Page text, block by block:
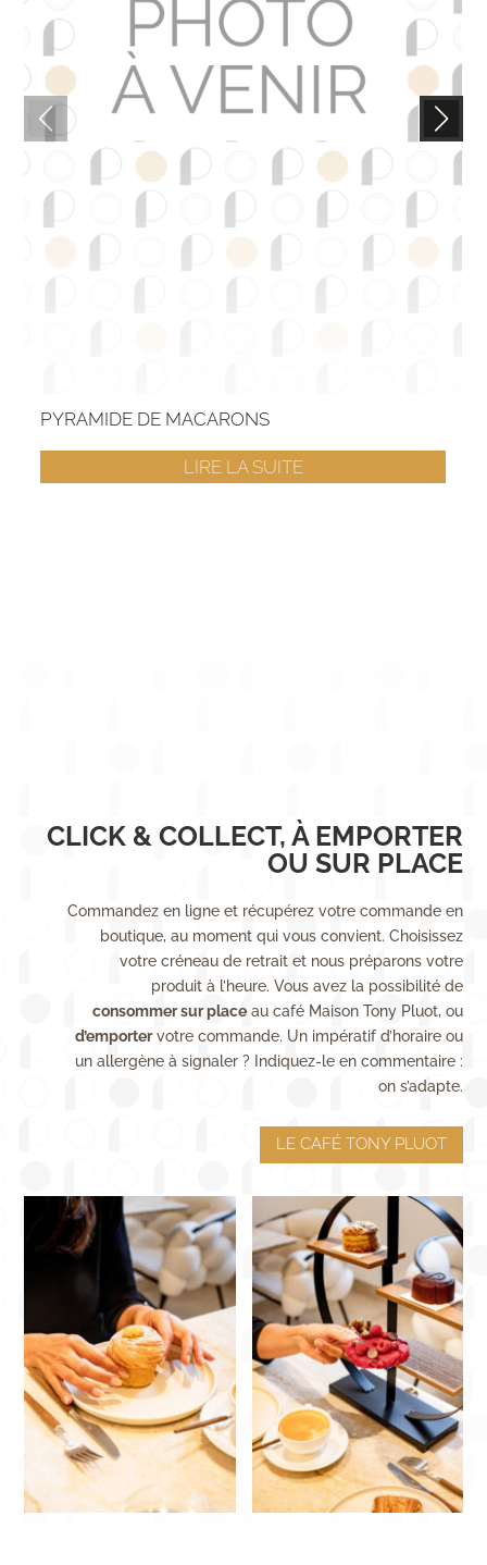
PYRAMIDE DE MACARONS
LIRE LA SUITE
CLICK & COLLECT, À EMPORTER
OU SUR PLACE
Commandez en ligne et récupérez votre commande en
boutique, au moment qui vous convient. Choisissez
votre créneau de retrait et nous préparons votre
produit à l’heure. Vous avez la possibilité de
consommer sur placeau café Maison Tony Pluot, ou
d’emportervotre commande. Un impératif d’horaire ou
un allergène à signaler ? Indiquez-le en commentaire :
on s’adapte.
LE CAFÉ TONY PLUOT